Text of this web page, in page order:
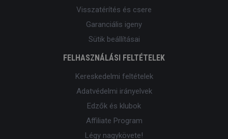
Visszatérítés és csere
Garanciális igeny
Sütik beállításai
FELHASZNÁLÁSI FELTÉTELEK
Kereskedelmi feltételek
Adatvédelmi irányelvek
Edzők és klubok
Affiliate Program
Légy nagykövete!